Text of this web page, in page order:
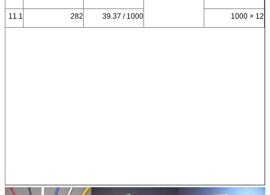
12 × 1000
1000 / 39.37
282
11.1